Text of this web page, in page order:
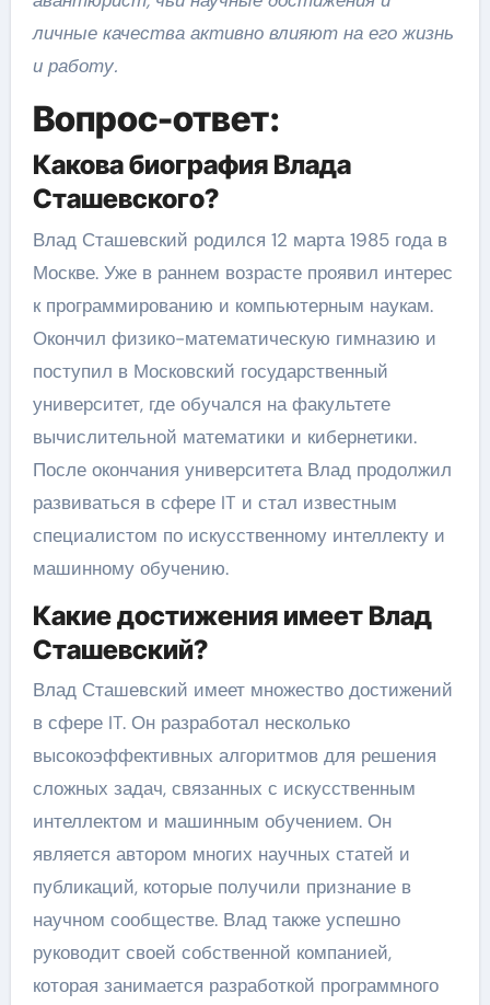
личные качества активно влияют на его жизнь
и работу.
Вопрос-ответ:
Какова биография Влада
Сташевского?
Влад Сташевский родился 12 марта 1985 года в
Москве. Уже в раннем возрасте проявил интерес
к программированию и компьютерным наукам.
Окончил физико-математическую гимназию и
поступил в Московский государственный
университет, где обучался на факультете
вычислительной математики и кибернетики.
После окончания университета Влад продолжил
развиваться в сфере IT и стал известным
специалистом по искусственному интеллекту и
машинному обучению.
Какие достижения имеет Влад
Сташевский?
Влад Сташевский имеет множество достижений
в сфере IT. Он разработал несколько
высокоэффективных алгоритмов для решения
сложных задач, связанных с искусственным
интеллектом и машинным обучением. Он
является автором многих научных статей и
публикаций, которые получили признание в
научном сообществе. Влад также успешно
руководит своей собственной компанией,
которая занимается разработкой программного